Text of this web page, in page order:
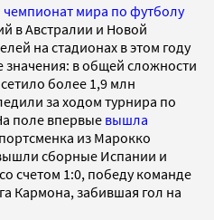
чемпионат мира по футболу
в Австралии и Новой
на стадионах в этом году
значения: в общей сложности
более 1,9 млн
за ходом турнира по
поле впервые вышла
из Марокко
сборные Испании и
счетом 1:0, победу команде
Кармона, забившая гол на